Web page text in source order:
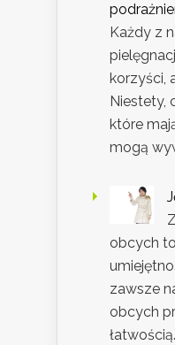
Każdy z
korzyści,
Niestety,
które
mogą
obcych
zawsze
obcych